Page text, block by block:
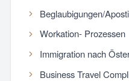
Beglaubigungen/
Workation- Prozessen
Immigration nach
Business Travel